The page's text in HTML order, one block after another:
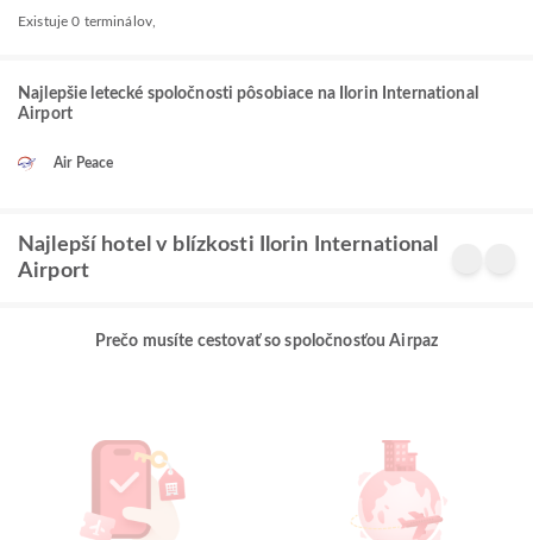
Existuje 0 terminálov,
Najlepšie letecké spoločnosti pôsobiace na Ilorin International
Airport
Air Peace
Najlepší hotel v blízkosti Ilorin International
Airport
Prečo musíte cestovať so spoločnosťou Airpaz